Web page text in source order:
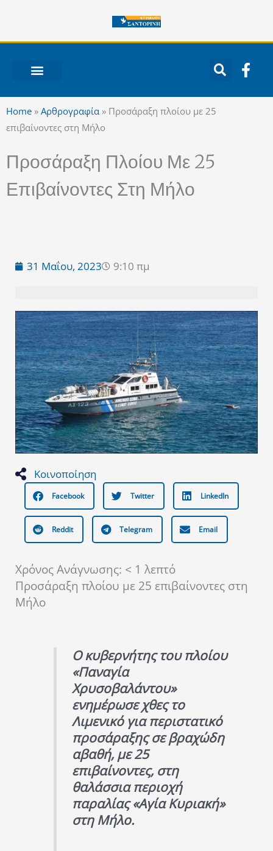
περιεχόμενο
F
a
Home » Αρθρογραφία » Προσάραξη πλοίου με 25
επιβαίνοντες στη Μήλο
Προσάραξη Πλοίου Με 25
Επιβαίνοντες Στη Μήλο
31 Μαΐου, 2023 9:10 πμ
Κοινοποίηση
Facebook Twitter LinkedIn
Reddit Telegram Email
Χρόνος Ανάγνωσης: < 1 λεπτό
Προσάραξη πλοίου με 25 επιβαίνοντες στη
Μήλο
Ο κυβερνήτης του πλοίου
«Παναγία
Χρυσοβαλάντου»
ενημέρωσε χθες το
Λιμενικό για περιστατικό
προσάραξης σε βραχώδη
αβαθή, με 25
επιβαίνοντες, στη
θαλάσσια περιοχή
παραλίας «Αγία Κυριακή»
στη Μήλο.